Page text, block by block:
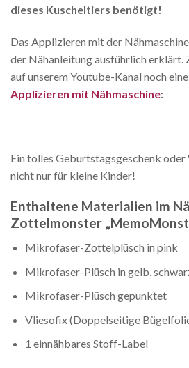
dieses Kuscheltiers benötigt!
Das Applizieren mit der
der Nähanleitung ausführlich erklärt.
auf unserem Youtube-Kanal noch eine
Applizieren mit Nähmaschine:
Ein tolles Geburtstagsgeschenk oder
nicht nur für kleine Kinder!
Enthaltene Materialien im
Zottelmonster
Mikrofaser-Zottelplüsch in pink
Mikrofaser-Plüsch in gelb,
Mikrofaser-Plüsch gepunktet
Vliesofix (Doppelseitige
1 einnähbares Stoff-Label